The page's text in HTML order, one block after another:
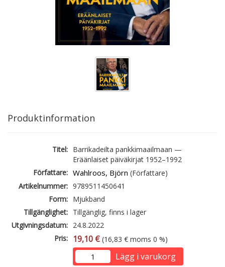
Produktinformation
Titel: Barrikadeilta pankkimaailmaan —
Eräänlaiset päiväkirjat 1952–1992
Författare: Wahlroos, Björn (Författare)
Artikelnummer: 9789511450641
Form: Mjukband
Tillgänglighet: Tillgänglig, finns i lager
Utgivningsdatum: 24.8.2022
Pris:
19,10 € (16,83 € moms 0 %)
Lägg i varukorg